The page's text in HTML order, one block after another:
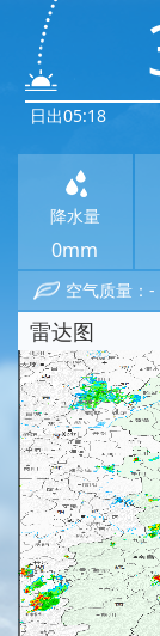
日出05:18
降水量
0mm
空气质量：-
雷达图